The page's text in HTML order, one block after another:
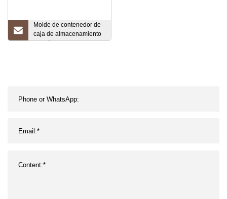
Molde de contenedor de
caja de almacenamiento
de plástico transparente